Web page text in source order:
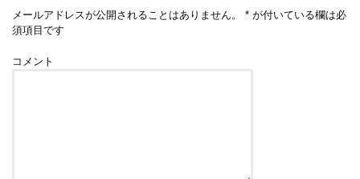
メールアドレスが公開されることはありません。 * が付いている欄は必
須項目です
コメント